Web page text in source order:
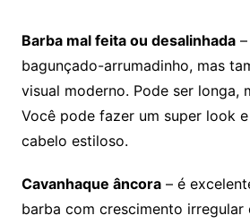
Barba mal feita ou desalinhada–
bagunçado-arrumadinho, mas
visual moderno. Pode ser longa,
Você pode fazer um super look
cabelo estiloso.
Cavanhaque âncora– é
barba com crescimento irregular